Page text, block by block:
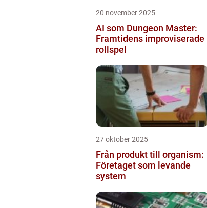
20 november 2025
AI som Dungeon Master:
Framtidens improviserade
rollspel
27 oktober 2025
Från produkt till organism:
Företaget som levande
system